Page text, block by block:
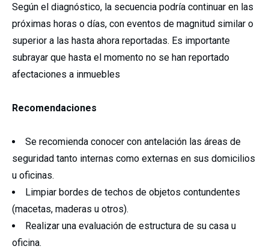
Según el diagnóstico, la secuencia podría continuar en las
próximas horas o días, con eventos de magnitud similar o
superior a las hasta ahora reportadas. Es importante
subrayar que hasta el momento no se han reportado
afectaciones a inmuebles
Recomendaciones
Se recomienda conocer con antelación las áreas de
seguridad tanto internas como externas en sus domicilios
u oficinas.
Limpiar bordes de techos de objetos contundentes
(macetas, maderas u otros).
Realizar una evaluación de estructura de su casa u
oficina.